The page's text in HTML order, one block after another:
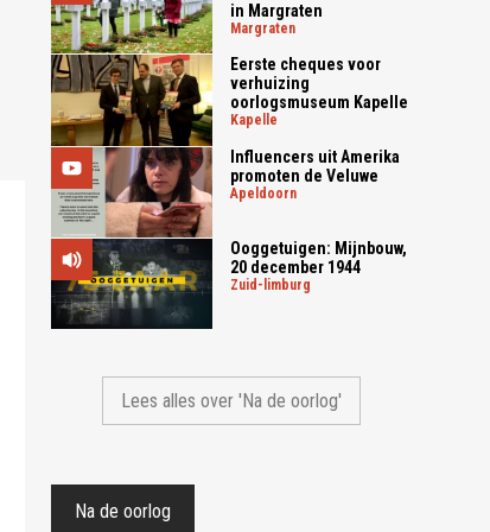
in Margraten
margraten
Eerste cheques voor
verhuizing
oorlogsmuseum Kapelle
kapelle
Influencers uit Amerika
promoten de Veluwe
apeldoorn
Ooggetuigen: Mijnbouw,
20 december 1944
zuid-limburg
Lees alles over 'Na de oorlog'
Na de oorlog